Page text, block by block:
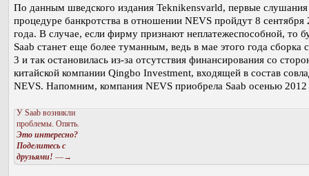
По данным шведского издания Teknikensvarld, первые
процедуре банкротства в отношении NEVS пройдут 8 сентября
года. В случае, если фирму признают неплатежеспособной, то
Saab станет еще более туманным, ведь в мае этого года сборка
3 и так остановилась из-за отсутствия финансирования со
китайской компании Qingbo Investment, входящей в состав
NEVS. Напомним, компания NEVS приобрела Saab осенью 2012
У Saab возникли
проблемы. Опять.
Это интересно?
Поделитесь с
друзьями! —→